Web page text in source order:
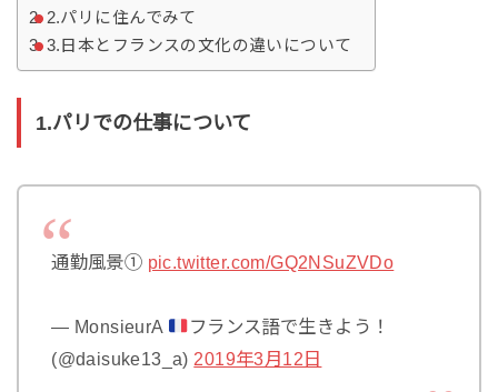
2.パリに住んでみて
3.日本とフランスの文化の違いについて
1.パリでの仕事について
通勤風景① pic.twitter.com/GQ2NSuZVDo
— MonsieurA
フランス語で生きよう！
(@daisuke13_a) 2019年3月12日